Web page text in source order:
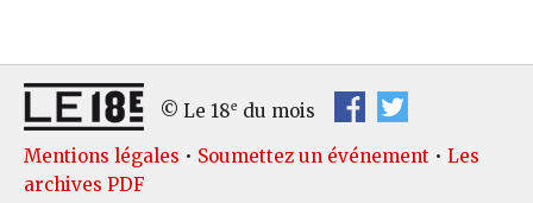
© Le 18e du mois
Mentions légales • Soumettez un événement • Les
archives PDF